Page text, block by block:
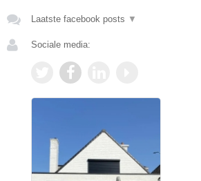
Laatste facebook posts ▼
Sociale media: